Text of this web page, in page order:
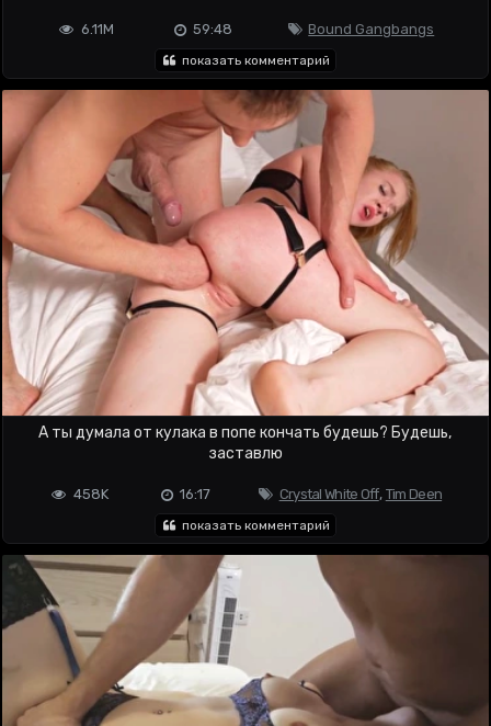
Bound Gangbangs
59:48
6.11M
показать комментарий
А ты думала от кулака в попе кончать будешь? Будешь,
заставлю
Crystal White Off, Tim Deen
16:17
458K
показать комментарий